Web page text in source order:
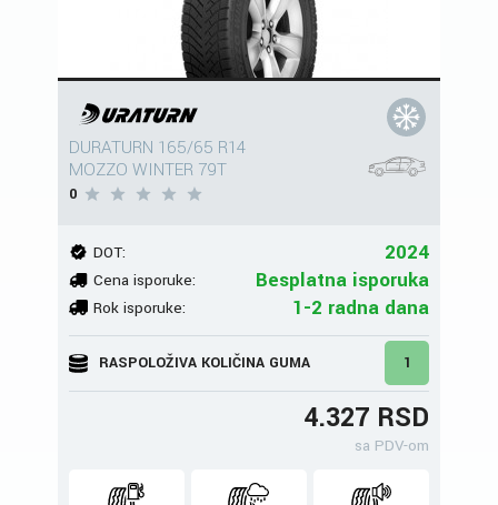
DURATURN 165/65 R14
MOZZO WINTER 79T
0
DOT: 2024
Cena isporuke: Besplatna isporuka
Rok isporuke: 1-2 radna dana
RASPOLOŽIVA KOLIČINA GUMA 1
4.327 RSD
sa PDV-om